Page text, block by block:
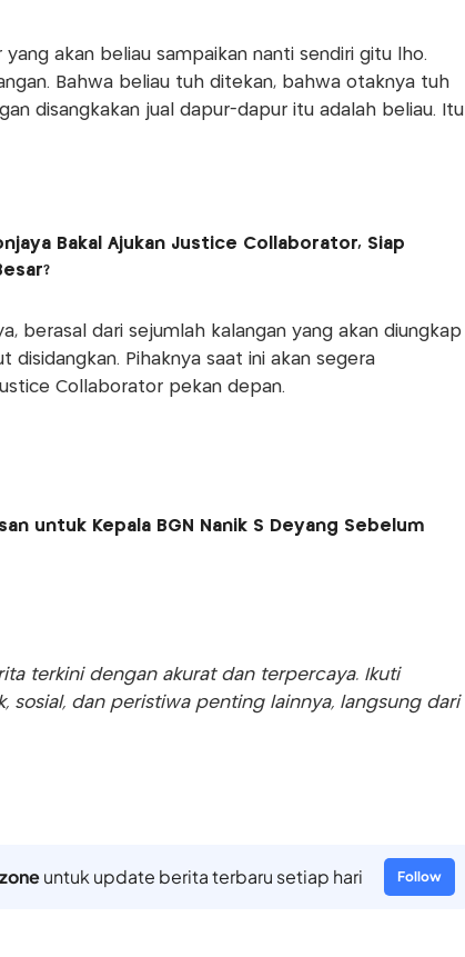
akan beliau sampaikan nanti sendiri gitu lho.
Bahwa beliau tuh ditekan, bahwa otaknya tuh
disangkakan jual dapur-dapur itu adalah beliau. Itu
Bakal Ajukan Justice Collaborator, Siap
berasal dari sejumlah kalangan yang akan diungkap
disidangkan. Pihaknya saat ini akan segera
Collaborator pekan depan.
untuk Kepala BGN Nanik S Deyang Sebelum
terkini dengan akurat dan terpercaya. Ikuti
sosial, dan peristiwa penting lainnya, langsung dari
untuk update berita terbaru setiap hari Follow